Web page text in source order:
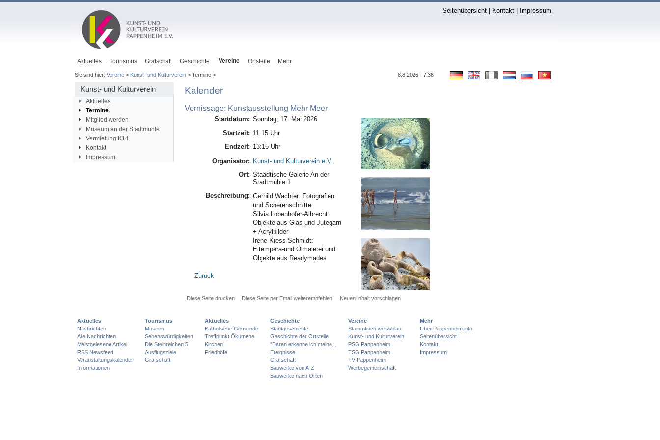
Seitenübersicht| Kontakt| Impressum
Aktuelles Tourismus Grafschaft Geschichte Vereine Ortsteile Mehr
Sie sind hier: Vereine> Kunst- und Kulturverein> Termine > 8.8.2026 - 7:36
Kunst- und Kulturverein
Aktuelles
Termine
Mitglied werden
Museum an der Stadtmühle
Vermietung K14
Kontakt
Impressum
Kalender
Vernissage: Kunstausstellung Mehr Meer
Startdatum: Sonntag, 17. Mai 2026
Startzeit: 11:15 Uhr
Endzeit: 13:15 Uhr
Organisator: Kunst- und Kulturverein e.V.
Ort: Staädtische Galerie An der
Stadtmühle 1
Beschreibung: Gerhild Wächter: Fotografien
und Scherenschnitte
Silvia Lobenhofer-Albrecht:
Objekte aus Glas und Jutegarn
+ Acrylbilder
Irene Kress-Schmidt:
Eitempera-und Ölmalerei und
Objekte aus Readymades
Zurück
Diese Seite drucken Diese Seite per Email weiterempfehlen Neuen Inhalt vorschlagen
Aktuelles
Nachrichten
Alle Nachrichten
Meistgelesene Artikel
RSS Newsfeed
Veranstaltungskalender
Informationen
Tourismus
Museen
Sehenswürdigkeiten
Die Steinreichen 5
Ausflugsziele
Grafschaft
Aktuelles
Katholische Gemeinde
Treffpunkt Ökumene
Kirchen
Friedhöfe
Geschichte
Stadtgeschichte
Geschichte der Ortsteile
"Daran erkenne ich meine...
Ereignisse
Grafschaft
Bauwerke von A-Z
Bauwerke nach Orten
Vereine
Stammtisch weissblau
Kunst- und Kulturverein
PSG Pappenheim
TSG Pappenheim
TV Pappenheim
Werbegemeinschaft
Mehr
Über Pappenheim.info
Seitenübersicht
Kontakt
Impressum